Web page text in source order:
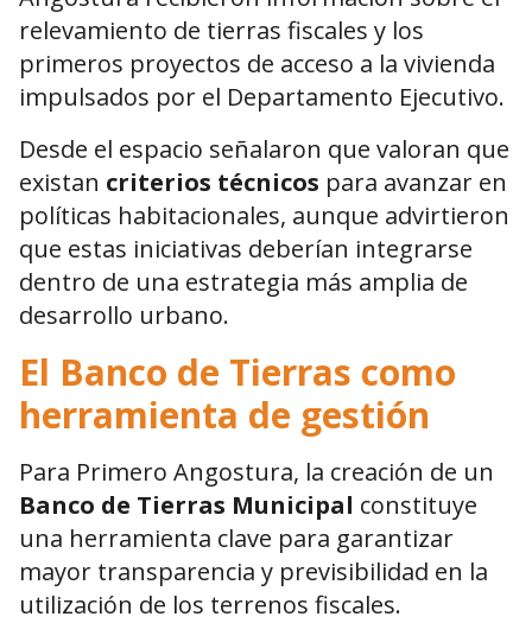
relevamiento de tierras fiscales y los
primeros proyectos de acceso a la vivienda
impulsados por el Departamento Ejecutivo.
Desde el espacio señalaron que valoran que
existan criterios técnicos para avanzar en
políticas habitacionales, aunque advirtieron
que estas iniciativas deberían integrarse
dentro de una estrategia más amplia de
desarrollo urbano.
El Banco de Tierras como
herramienta de gestión
Para Primero Angostura, la creación de un
Banco de Tierras Municipal constituye
una herramienta clave para garantizar
mayor transparencia y previsibilidad en la
utilización de los terrenos fiscales.